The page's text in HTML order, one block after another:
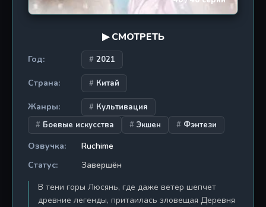
минуты. Приготовьтесь к путешествию, где
реальность — лишь ширма, а истина скрыта за
Звёздными вратами.▶ СМОТРЕТЬ
Год: 2021
Страна: Китай
Жанры:
Культивация
Боевые искусства
Экшен Фэнтези
Озвучка:
Ruchime
Статус:
Завершён
В тени горы Люсянь, где даже ветер шепчет
древние легенды, притаилась зловещая Деревня